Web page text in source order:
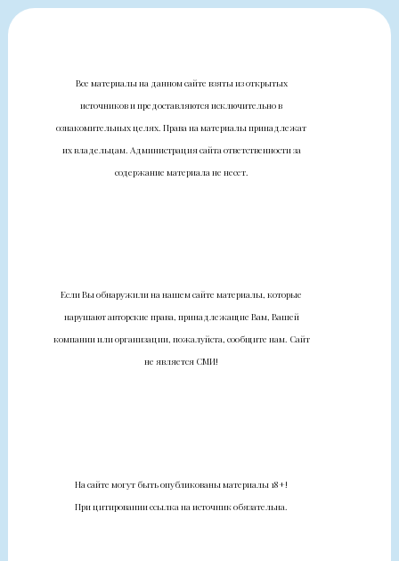
Все материалы на данном сайте взяты из открытых
источников и предоставляются исключительно в
ознакомительных целях. Права на материалы принадлежат
их владельцам. Администрация сайта ответственности за
содержание материала не несет.
Если Вы обнаружили на нашем сайте материалы, которые
нарушают авторские права, принадлежащие Вам, Вашей
компании или организации, пожалуйста, сообщите нам. Сайт
не является СМИ!
На сайте могут быть опубликованы материалы 18+!
При цитировании ссылка на источник обязательна.